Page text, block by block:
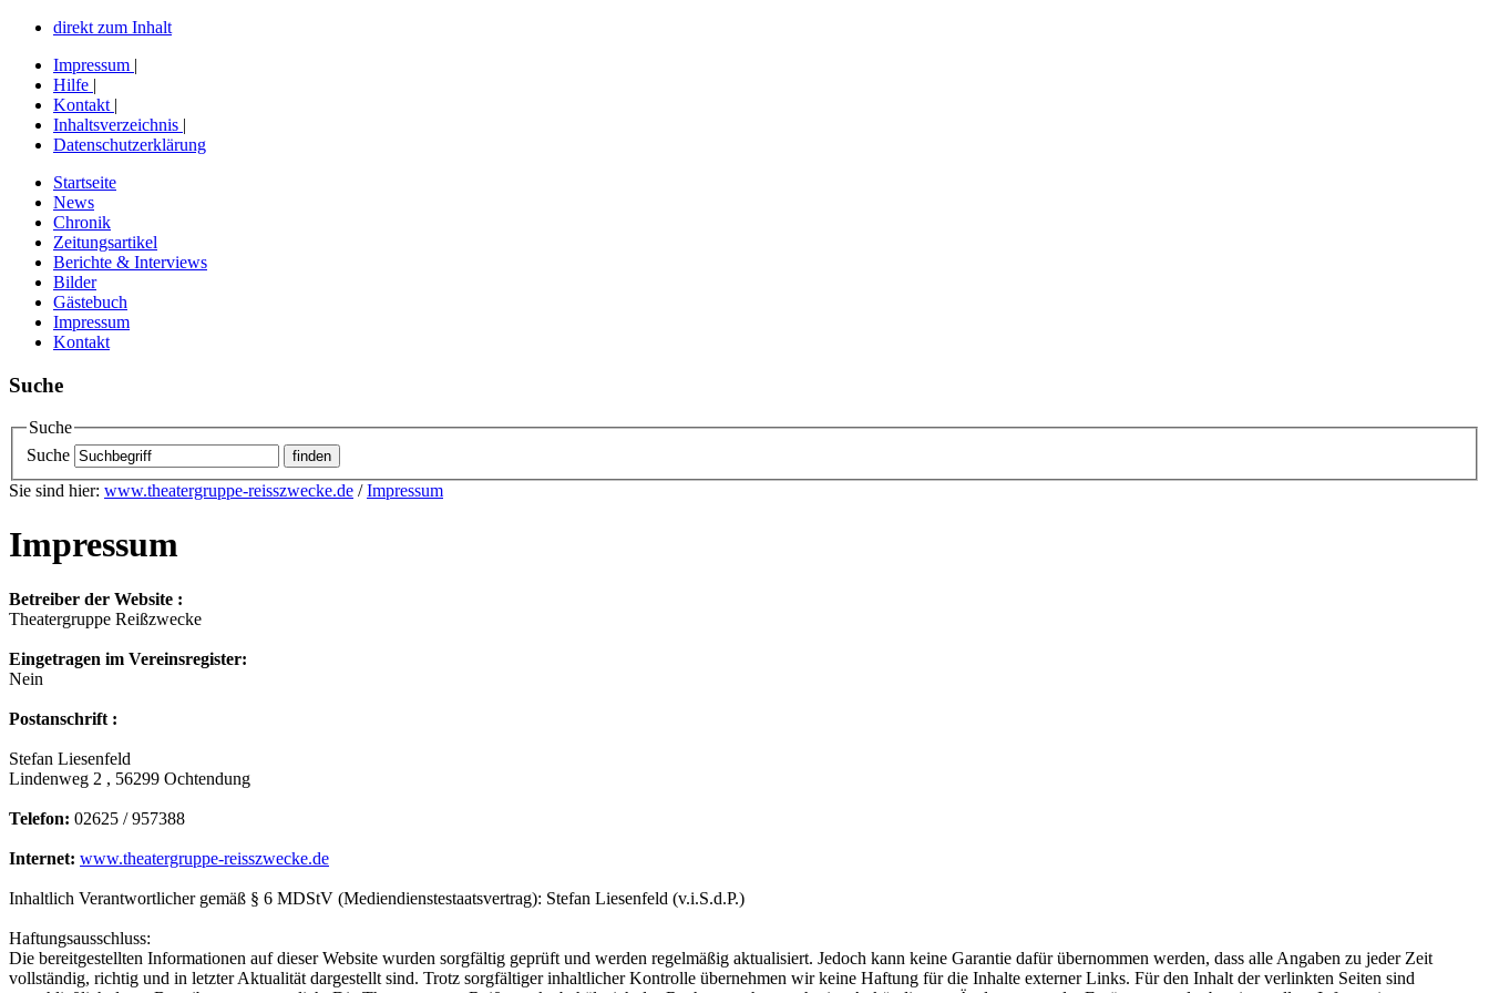
direkt zum Inhalt
Impressum |
Hilfe |
Kontakt |
Inhaltsverzeichnis |
Datenschutzerklärung
Startseite
News
Chronik
Zeitungsartikel
Berichte & Interviews
Bilder
Gästebuch
Impressum
Kontakt
Suche
Suche
Suche
Sie sind hier: www.theatergruppe-reisszwecke.de /Impressum
Impressum
Betreiber der Website :
Theatergruppe Reißzwecke
Eingetragen im Vereinsregister:
Nein
Postanschrift :
Stefan Liesenfeld
Lindenweg 2 , 56299 Ochtendung
Telefon: 02625 / 957388
Internet: www.theatergruppe-reisszwecke.de
Inhaltlich Verantwortlicher gemäß § 6 MDStV (Mediendienstestaatsvertrag): Stefan Liesenfeld (v.i.S.d.P.)
Haftungsausschluss:
Die bereitgestellten Informationen auf dieser Website wurden sorgfältig geprüft und werden regelmäßig aktualisiert. Jedoch kann keine Garantie dafür übernommen werden, dass alle Angaben zu jeder Zeit
vollständig, richtig und in letzter Aktualität dargestellt sind. Trotz sorgfältiger inhaltlicher Kontrolle übernehmen wir keine Haftung für die Inhalte externer Links. Für den Inhalt der verlinkten Seiten sind